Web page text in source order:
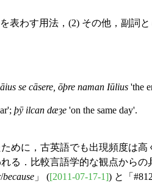
わす用法，(2) その他，副詞
se cāsere, ōþre naman Iūlius 'the
þȳ ilcan dæȝe 'on the same day'.
めに，古英語でも出現頻度は高
る．比較言語学的な観点から
/because 」 ([2011-07-17-1]) と「